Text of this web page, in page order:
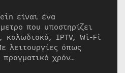
είναι ένα
που υποστηρίζει
καλωδιακά, IPTV, Wi-Fi
λειτουργίες όπως
χρόν…